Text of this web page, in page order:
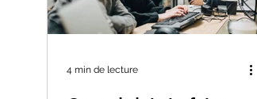
4 min de lecture